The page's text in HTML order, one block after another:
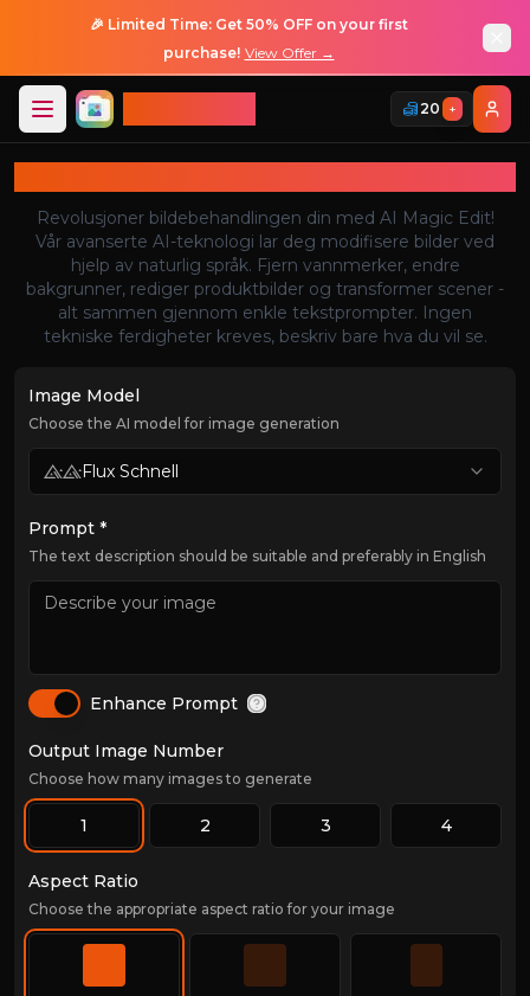
🎉 Limited Time: Get 50% OFF on your first
purchase! View Offer →
20 +
Revolusjoner bildebehandlingen din med AI Magic Edit!
Vår avanserte AI-teknologi lar deg modifisere bilder ved
hjelp av naturlig språk. Fjern vannmerker, endre
bakgrunner, rediger produktbilder og transformer scener -
alt sammen gjennom enkle tekstprompter. Ingen
tekniske ferdigheter kreves, beskriv bare hva du vil se.
Image Model
Choose the AI model for image generation
Flux Schnell
Prompt *
The text description should be suitable and preferably in English
Enhance Prompt
Output Image Number
Choose how many images to generate
1 2 3 4
Aspect Ratio
Choose the appropriate aspect ratio for your image